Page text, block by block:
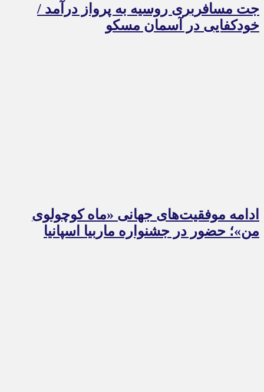
جت مسافربری روسیه به پرواز درآمد /
خودکفایی در آسمان مسکو
ادامه موفقیت‌های جهانی «ماه کوچولوی
من»؛ حضور در جشنواره ماربیا اسپانیا